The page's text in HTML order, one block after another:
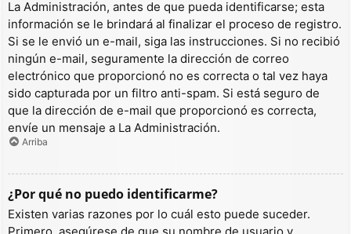
La Administración, antes de que pueda identificarse; esta
información se le brindará al finalizar el proceso de registro.
Si se le envió un e-mail, siga las instrucciones. Si no recibió
ningún e-mail, seguramente la dirección de correo
electrónico que proporcionó no es correcta o tal vez haya
sido capturada por un filtro anti-spam. Si está seguro de
que la dirección de e-mail que proporcionó es correcta,
envíe un mensaje a La Administración.
Arriba
¿Por qué no puedo identificarme?
Existen varias razones por lo cuál esto puede suceder.
Primero, asegúrese de que su nombre de usuario y